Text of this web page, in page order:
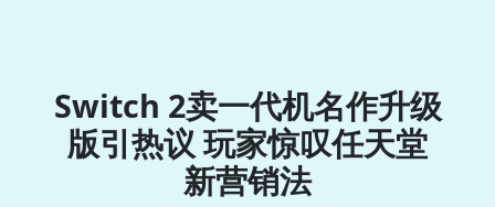
Switch 2卖一代机名作升级
版引热议 玩家惊叹任天堂
新营销法